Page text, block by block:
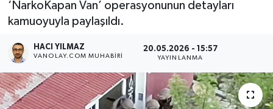
‘NarkoKapan Van’ operasyonunun detayları
kamuoyuyla paylaşıldı.
HACI YILMAZ
VANOLAY.COM MUHABIRI
20.05.2026 - 15:57
YAYINLANMA
Bilim & Teknoloji
Dünya
RESMİ İLANLAR
Son Dakika Haberleri
Haber Arşivi